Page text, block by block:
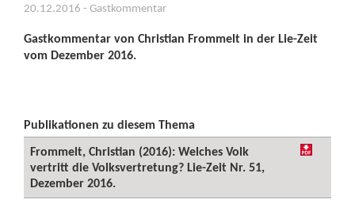
20.12.2016 - Gastkommentar
Gastkommentar von Christian Frommelt in der Lie-Zeit
vom Dezember 2016.
Publikationen zu diesem Thema
Frommelt, Christian (2016): Welches Volk
vertritt die Volksvertretung? Lie-Zeit Nr. 51,
Dezember 2016.